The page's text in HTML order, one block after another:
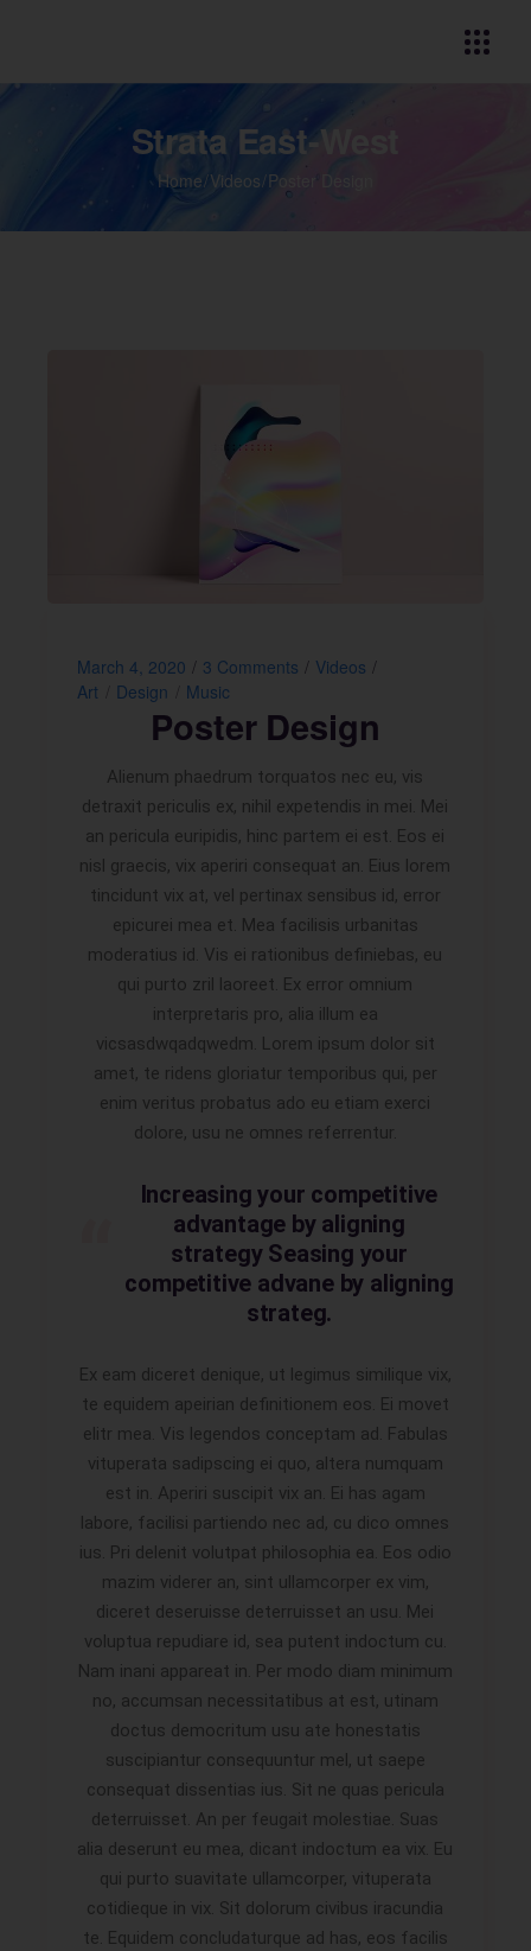
Strata East-West
Home Videos Poster Design
March 4, 2020 3 Comments
Videos
Art
Design Music
Poster Design
Alienum phaedrum torquatos nec eu, vis
detraxit periculis ex, nihil expetendis in mei. Mei
an pericula euripidis, hinc partem ei est. Eos ei
nisl graecis, vix aperiri consequat an. Eius lorem
tincidunt vix at, vel pertinax sensibus id, error
epicurei mea et. Mea facilisis urbanitas
moderatius id. Vis ei rationibus definiebas, eu
qui purto zril laoreet. Ex error omnium
interpretaris pro, alia illum ea
vicsasdwqadqwedm. Lorem ipsum dolor sit
amet, te ridens gloriatur temporibus qui, per
enim veritus probatus ado eu etiam exerci
dolore, usu ne omnes referrentur.
Increasing your competitive
advantage by aligning
strategy Seasing your
competitive advane by aligning
strateg.
Ex eam diceret denique, ut legimus similique vix,
te equidem apeirian definitionem eos. Ei movet
elitr mea. Vis legendos conceptam ad. Fabulas
vituperata sadipscing ei quo, altera numquam
est in. Aperiri suscipit vix an. Ei has agam
labore, facilisi partiendo nec ad, cu dico omnes
ius. Pri delenit volutpat philosophia ea. Eos odio
mazim viderer an, sint ullamcorper ex vim,
diceret deseruisse deterruisset an usu. Mei
voluptua repudiare id, sea putent indoctum cu.
Nam inani appareat in. Per modo diam minimum
no, accumsan necessitatibus at est, utinam
doctus democritum usu ate honestatis
suscipiantur consequuntur mel, ut saepe
consequat dissentias ius. Sit ne quas pericula
deterruisset. An per feugait molestiae. Suas
alia deserunt eu mea, dicant indoctum ea vix. Eu
qui purto suavitate ullamcorper, vituperata
cotidieque in vix. Sit dolorum civibus iracundia
te. Equidem concludaturque ad has, eos facilis